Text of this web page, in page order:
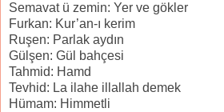
Semavat ü zemin: Yer ve gökler
Furkan: Kur’an-ı kerim
Ruşen: Parlak aydın
Gülşen: Gül bahçesi
Tahmid: Hamd
Tevhid: La ilahe illallah demek
Hümam: Himmetli